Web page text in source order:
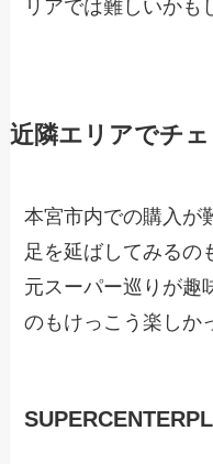
リアでは難しいかも
近隣エリアでチ
本宮市内での購入が
足を延ばしてみるの
元スーパー巡りが趣
のもけっこう楽し